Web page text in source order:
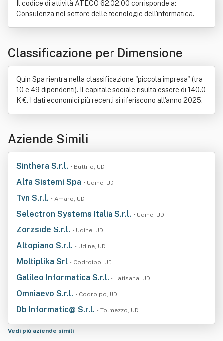
Processo di produzione industriale
Il codice di attività ATECO 62.02.00 corrisponde a:
Consulenza nel settore delle tecnologie dell'informatica.
Classificazione per Dimensione
Quin Spa rientra nella classificazione "piccola impresa" (tra
10 e 49 dipendenti). Il capitale sociale risulta essere di 140.0
K €. I dati economici più recenti si riferiscono all'anno 2025.
Aziende Simili
Sinthera S.r.l. • Buttrio, UD
Alfa Sistemi Spa • Udine, UD
Tvn S.r.l. • Amaro, UD
Selectron Systems Italia S.r.l. • Udine, UD
Zorzside S.r.l. • Udine, UD
Altopiano S.r.l. • Udine, UD
Moltiplika Srl • Codroipo, UD
Galileo Informatica S.r.l. • Latisana, UD
Omniaevo S.r.l. • Codroipo, UD
Db Informatic@ S.r.l. • Tolmezzo, UD
Vedi più aziende simili